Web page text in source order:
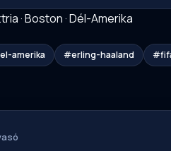
·Boston·Dél-Amerika
amerika #erling-haaland